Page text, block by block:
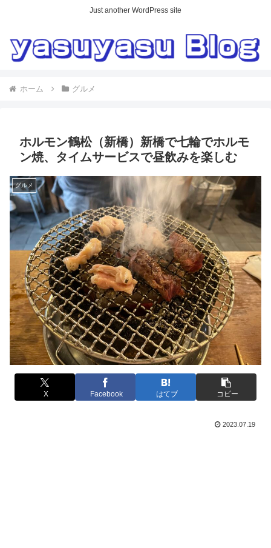
Just another WordPress site
ホーム グルメ
ホルモン鶴松（新橋）新橋で七輪でホルモ
ン焼、タイムサービスで昼飲みを楽しむ
グルメ
X Facebook はてブ コピー
2023.07.19